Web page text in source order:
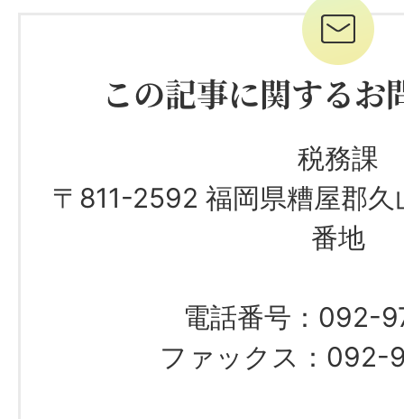
この記事に関するお
税務課
〒811-2592 福岡県糟屋郡
番地
電話番号：092-
ファックス：092-